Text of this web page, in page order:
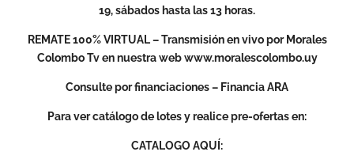
19, sábados hasta las 13 horas.
REMATE 100% VIRTUAL – Transmisión en vivo por Morales
Colombo Tv en nuestra web www.moralescolombo.uy
Consulte por financiaciones – Financia ARA
Para ver catálogo de lotes y realice pre-ofertas en:
CATALOGO AQUÍ: